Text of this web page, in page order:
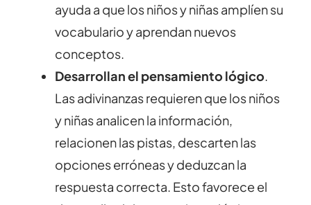
ayuda a que los niños y niñas amplíen su
vocabulario y aprendan nuevos
conceptos.
Desarrollan el pensamiento lógico.
Las adivinanzas requieren que los niños
y niñas analicen la información,
relacionen las pistas, descarten las
opciones erróneas y deduzcan la
respuesta correcta. Esto favorece el